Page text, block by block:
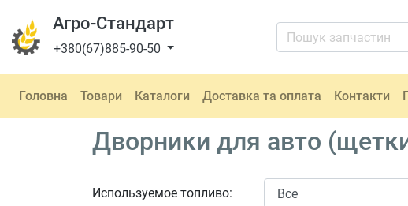
Агро-Стандарт
+380(67)885-90-50
Головна Товари Каталоги Доставка та оплата Контакти
Дворники для авто
Используемое топливо: